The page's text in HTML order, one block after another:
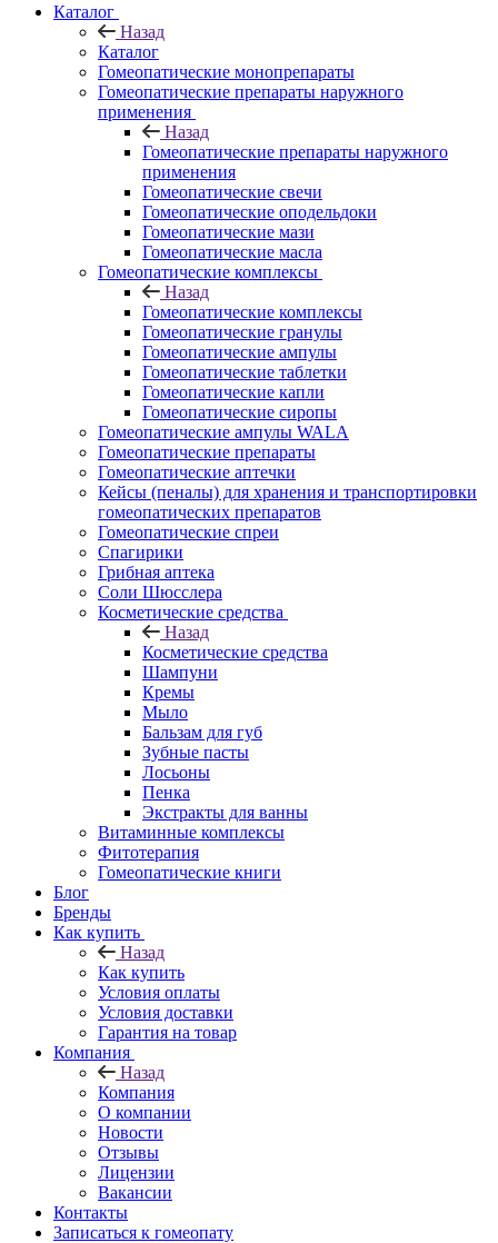
Каталог
Назад
Каталог
Гомеопатические монопрепараты
Гомеопатические препараты наружного
применения
Назад
Гомеопатические препараты наружного
применения
Гомеопатические свечи
Гомеопатические оподельдоки
Гомеопатические мази
Гомеопатические масла
Гомеопатические комплексы
Назад
Гомеопатические комплексы
Гомеопатические гранулы
Гомеопатические ампулы
Гомеопатические таблетки
Гомеопатические капли
Гомеопатические сиропы
Гомеопатические ампулы WALA
Гомеопатические препараты
Гомеопатические аптечки
Кейсы (пеналы) для хранения и транспортировки
гомеопатических препаратов
Гомеопатические спреи
Спагирики
Грибная аптека
Соли Шюсслера
Косметические средства
Назад
Косметические средства
Шампуни
Кремы
Мыло
Бальзам для губ
Зубные пасты
Лосьоны
Пенка
Экстракты для ванны
Витаминные комплексы
Фитотерапия
Гомеопатические книги
Блог
Бренды
Как купить
Назад
Как купить
Условия оплаты
Условия доставки
Гарантия на товар
Компания
Назад
Компания
О компании
Новости
Отзывы
Лицензии
Вакансии
Контакты
Записаться к гомеопату